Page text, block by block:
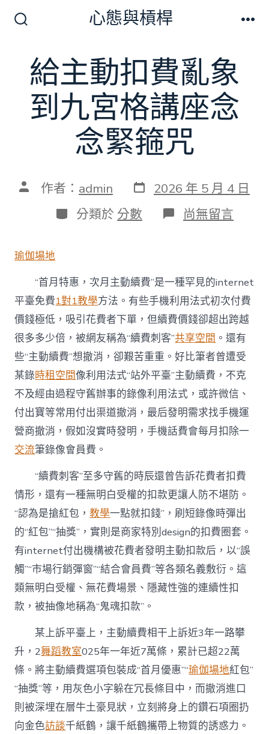
換
開
關
心態與槓桿
給主動扣費亂象
到九宮格講座念
念緊箍咒
文 作者： admin 發
表
日
期
2026 年 5 月 4 日
分
類
分類於 分數 在
〈給
費
亂
象
到
九
宮
格
講
座
念
念
緊
箍
咒〉
尚無留言
瑜伽場地
“首月特惠，次月主動續費”是一種罕見的internet
平臺免費1對1教學方法。有些手機利用法式初次付費
價錢極低，吸引花費者下單，但續費價錢卻超出跨越
很多多少倍，被網友稱為“續費刺客”共享空間 。還有
些“主動續費”想撤消，卻艱苦重重。好比筆者曾遭受
某錄時租空間像利用法式“站外平臺”主動續費，不克
不及經由過程守舊辦事的錄像利用法式，或許微信、
付出寶等常用付出渠道撤消，最后發明需求找手機運
營商撤消，假如沒實時發明，手機話費會每月扣除一
交流筆錄像會員費。
“續費刺客”至多守舊的時辰還曾告訴花費者扣費
情形，還有一種無明白受權的扣款更讓人防不堪防。
“認為是搶紅包，教學一點就扣錢”，刷短錄像時彈出
的“紅包”“抽獎”，實則是商家特別design的扣費圈套。
有internet付出機構被花費者發明主動扣款后，以“誤
觸”“市場行銷彈窗”“結合會員費”等各類名義敷衍。這
類無明白受權、無花費場景、隱藏性強的連續性扣
款，被抽像地稱為“鬼魂扣款”。
某上訴平臺上，主動續費相干上訴近3年一路攀
升，2舞蹈教室025年一年近7萬條，累計已超22萬
條。將主動續費選項包裝成“首月優惠”“瑜伽場地紅包”
“抽獎”等，用灰色小字躲在冗長條目中，而撤消進口
則被深埋在層牛土豪見狀，立刻將身上的鑽石項圈扔
向金色訪談千紙鶴，讓千紙鶴攜帶上物質的誘惑力。